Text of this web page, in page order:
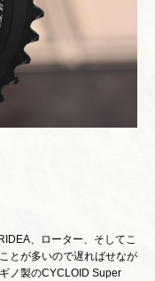
、ローター、そしてこ
とが多いので遅ればせなが
ノ製のCYCLOID Super